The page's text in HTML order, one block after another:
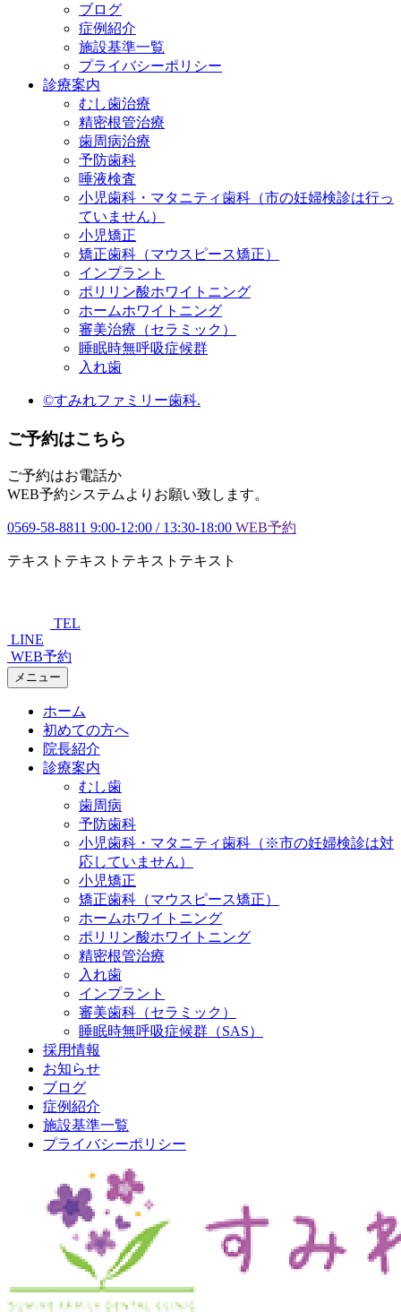
ブログ
症例紹介
施設基準一覧
プライバシーポリシー
診療案内
むし歯治療
精密根管治療
歯周病治療
予防歯科
唾液検査
小児歯科・マタニティ歯科（市の妊婦検診は行っ
ていません）
小児矯正
矯正歯科（マウスピース矯正）
インプラント
ポリリン酸ホワイトニング
ホームホワイトニング
審美治療（セラミック）
睡眠時無呼吸症候群
入れ歯
©すみれファミリー歯科.
ご予約はこちら
ご予約はお電話か
WEB予約システムよりお願い致します。
0569-58-8811 9:00-12:00 / 13:30-18:00 WEB予約
テキストテキストテキストテキスト
TEL
LINE
WEB予約
メニュー
ホーム
初めての方へ
院長紹介
診療案内
むし歯
歯周病
予防歯科
小児歯科・マタニティ歯科（※市の妊婦検診は対
応していません）
小児矯正
矯正歯科（マウスピース矯正）
ホームホワイトニング
ポリリン酸ホワイトニング
精密根管治療
入れ歯
インプラント
審美歯科（セラミック）
睡眠時無呼吸症候群（SAS）
採用情報
お知らせ
ブログ
症例紹介
施設基準一覧
プライバシーポリシー